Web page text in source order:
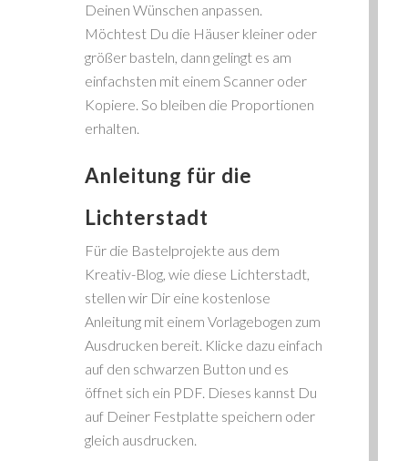
Deinen Wünschen anpassen.
Möchtest Du die Häuser kleiner oder
größer basteln, dann gelingt es am
einfachsten mit einem Scanner oder
Kopiere. So bleiben die Proportionen
erhalten.
Anleitung für die
Lichterstadt
Für die Bastelprojekte aus dem
Kreativ-Blog, wie diese Lichterstadt,
stellen wir Dir eine kostenlose
Anleitung mit einem Vorlagebogen zum
Ausdrucken bereit. Klicke dazu einfach
auf den schwarzen Button und es
öffnet sich ein PDF. Dieses kannst Du
auf Deiner Festplatte speichern oder
gleich ausdrucken.